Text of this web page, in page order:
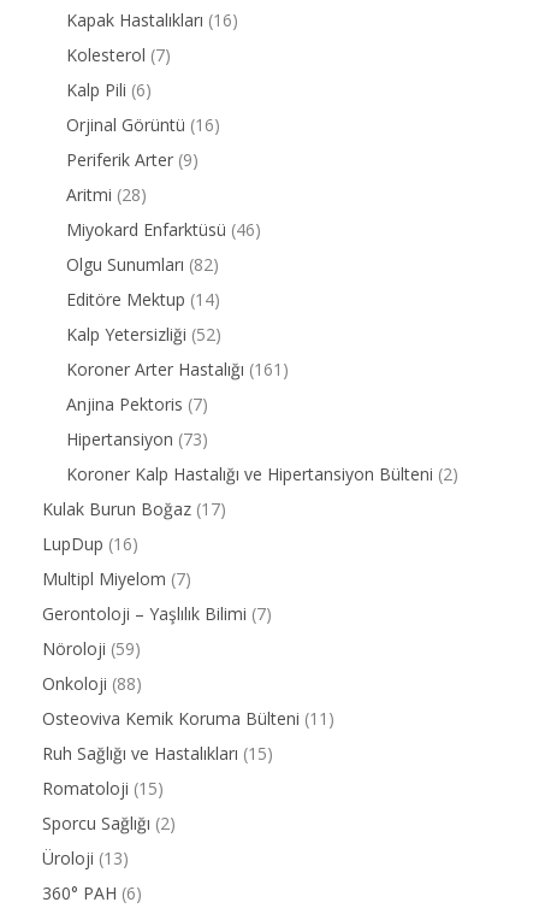
Kapak Hastalıkları (16)
Kolesterol (7)
Kalp Pili (6)
Orjinal Görüntü (16)
Periferik Arter (9)
Aritmi (28)
Miyokard Enfarktüsü (46)
Olgu Sunumları (82)
Editöre Mektup (14)
Kalp Yetersizliği (52)
Koroner Arter Hastalığı (161)
Anjina Pektoris (7)
Hipertansiyon (73)
Koroner Kalp Hastalığı ve Hipertansiyon Bülteni (2)
Kulak Burun Boğaz (17)
LupDup (16)
Multipl Miyelom (7)
Gerontoloji – Yaşlılık Bilimi (7)
Nöroloji (59)
Onkoloji (88)
Osteoviva Kemik Koruma Bülteni (11)
Ruh Sağlığı ve Hastalıkları (15)
Romatoloji (15)
Sporcu Sağlığı (2)
Üroloji (13)
360° PAH (6)